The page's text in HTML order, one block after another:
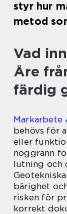
styr hur
metod
Vad
Åre
färdig
Markarbete
behövs för
eller
noggrann
lutning och
bärighet
risken för
korrekt